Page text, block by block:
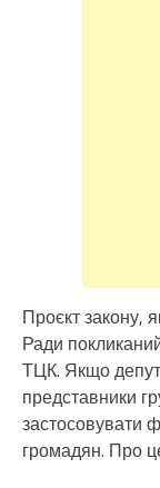
Проєкт закону,
Ради
ТЦК. Якщо
представники
застосовувати
громадян. Про